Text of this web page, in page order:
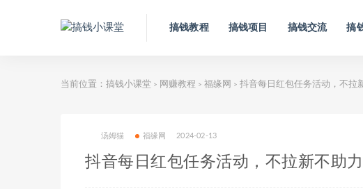
搞钱教程 搞钱项目 搞钱交流 搞
当前位置： 搞钱小课堂 > 网赚教程 > 福缘网 > 抖音每日红包任务活动，不拉
汤姆猫 福缘网 2024-02-13
抖音每日红包任务活动，不拉新不助